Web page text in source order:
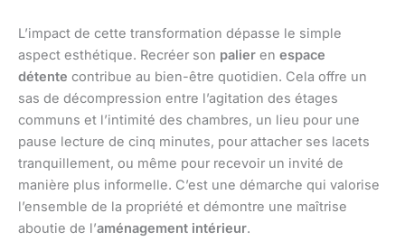
L’impact de cette transformation dépasse le simple
aspect esthétique. Recréer son palier en espace
détente contribue au bien-être quotidien. Cela offre un
sas de décompression entre l’agitation des étages
communs et l’intimité des chambres, un lieu pour une
pause lecture de cinq minutes, pour attacher ses lacets
tranquillement, ou même pour recevoir un invité de
manière plus informelle. C’est une démarche qui valorise
l’ensemble de la propriété et démontre une maîtrise
aboutie de l’aménagement intérieur.